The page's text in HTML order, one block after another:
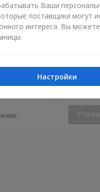
"Монако"
Ваши
поставщики могут
интереса. Вы
Настройки